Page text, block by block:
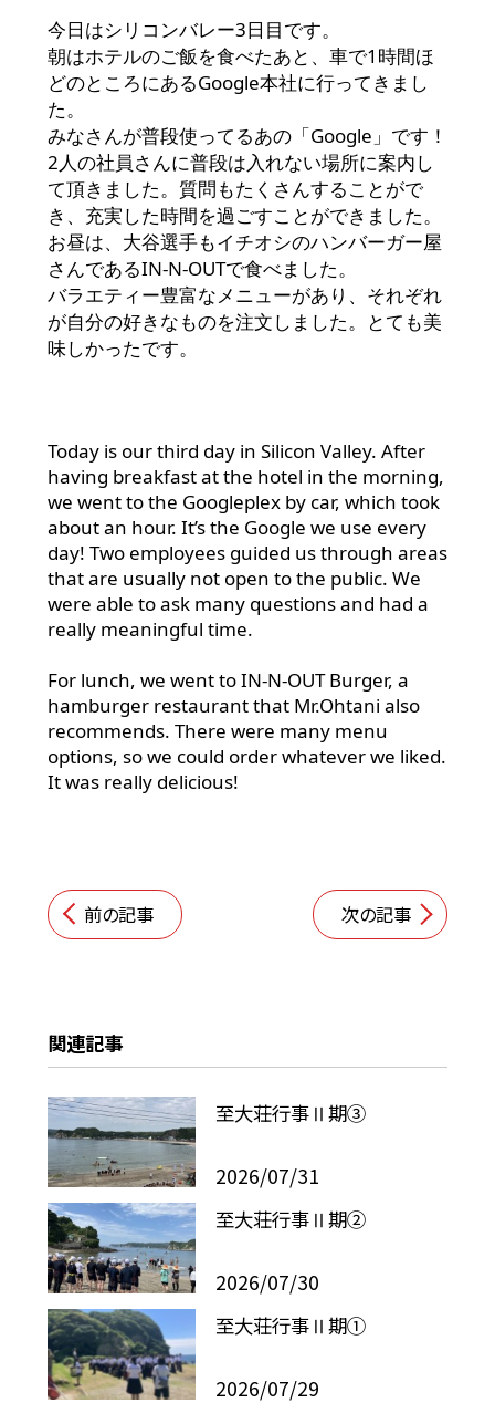
今日はシリコンバレー3日目です。
朝はホテルのご飯を食べたあと、車で1時間ほ
どのところにあるGoogle本社に行ってきまし
た。
みなさんが普段使ってるあの「Google」です！
2人の社員さんに普段は入れない場所に案内し
て頂きました。質問もたくさんすることがで
き、充実した時間を過ごすことができました。
お昼は、大谷選手もイチオシのハンバーガー屋
さんであるIN-N-OUTで食べました。
バラエティー豊富なメニューがあり、それぞれ
が自分の好きなものを注文しました。とても美
味しかったです。
Today is our third day in Silicon Valley. After
having breakfast at the hotel in the morning,
we went to the Googleplex by car, which took
about an hour. It’s the Google we use every
day! Two employees guided us through areas
that are usually not open to the public. We
were able to ask many questions and had a
really meaningful time.
For lunch, we went to IN-N-OUT Burger, a
hamburger restaurant that Mr.Ohtani also
recommends. There were many menu
options, so we could order whatever we liked.
It was really delicious!
前の記事 次の記事
関連記事
至大荘行事Ⅱ期③
2026/07/31
至大荘行事Ⅱ期②
2026/07/30
至大荘行事Ⅱ期①
2026/07/29